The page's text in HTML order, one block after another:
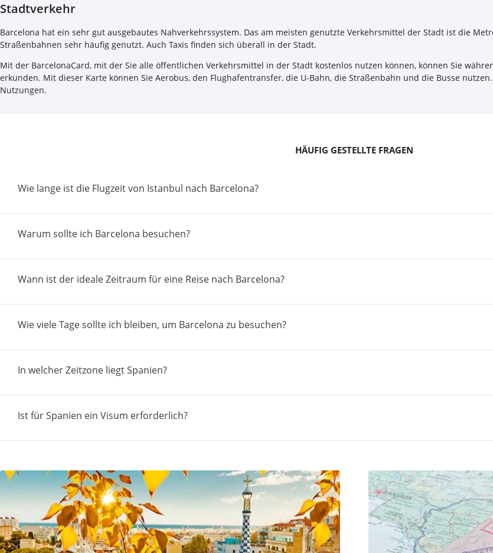
Stadtverkehr
Barcelona hat ein sehr gut ausgebautes Nahverkehrssystem. Das am meisten genutzte Verkehrsmittel der Stadt ist die
Straßenbahnen sehr häufig genutzt. Auch Taxis finden sich überall in der Stadt.
Mit der BarcelonaCard, mit der Sie alle öffentlichen Verkehrsmittel in der Stadt kostenlos nutzen können, können Sie
erkunden. Mit dieser Karte können Sie Aerobus, den Flughafentransfer, die U-Bahn, die Straßenbahn und die Busse
Nutzungen.
HÄUFIG GESTELLTE FRAGEN
Wie lange ist die Flugzeit von Istanbul nach Barcelona?
Warum sollte ich Barcelona besuchen?
Wann ist der ideale Zeitraum für eine Reise nach Barcelona?
Wie viele Tage sollte ich bleiben, um Barcelona zu besuchen?
In welcher Zeitzone liegt Spanien?
Ist für Spanien ein Visum erforderlich?